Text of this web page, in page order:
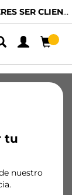
SER CLIENTE?
tu
nuestro